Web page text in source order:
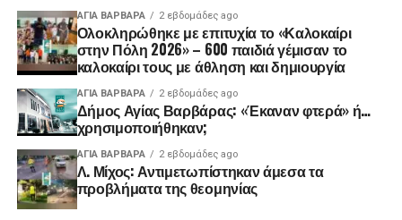
ΑΓΙΑ ΒΑΡΒΑΡΑ 2 εβδομάδες ago
Ολοκληρώθηκε με επιτυχία το «Καλοκαίρι
στην Πόλη 2026» – 600 παιδιά γέμισαν το
καλοκαίρι τους με άθληση και δημιουργία
ΑΓΙΑ ΒΑΡΒΑΡΑ 2 εβδομάδες ago
Δήμος Αγίας Βαρβάρας: «Έκαναν φτερά» ή…
χρησιμοποιήθηκαν;
ΑΓΙΑ ΒΑΡΒΑΡΑ 2 εβδομάδες ago
Λ. Μίχος: Αντιμετωπίστηκαν άμεσα τα
προβλήματα της θεομηνίας